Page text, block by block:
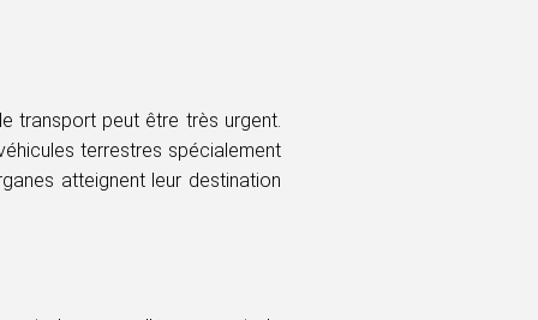
transport peut être très urgent.
terrestres spécialement
atteignent leur destination